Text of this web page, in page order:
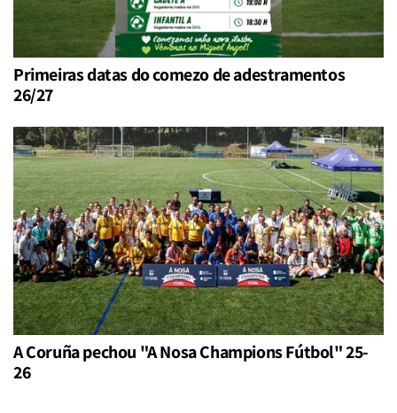
Primeiras datas do comezo de adestramentos
26/27
A Coruña pechou "A Nosa Champions Fútbol" 25-
26